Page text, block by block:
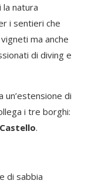
la natura
i sentieri che
ma anche
di diving e
di
i tre borghi:
.
di sabbia